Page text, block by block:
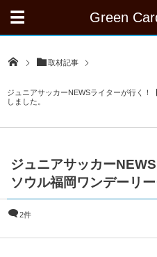
Green
取材記事
ジュニアサッカーNEWSライターが行く！
しました。
ジュニアサッカー
ソウル福岡ワンデーリ
2件